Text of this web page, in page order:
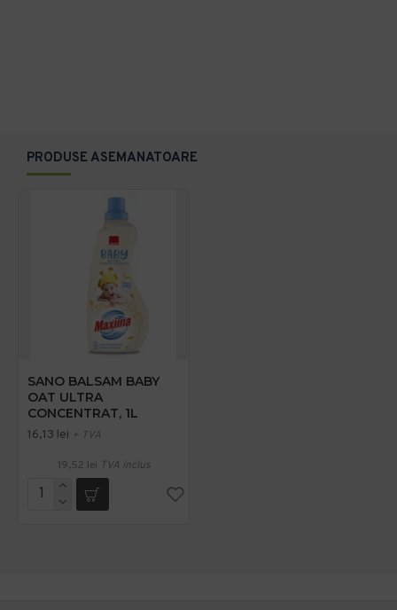
PRODUSE ASEMANATOARE
SANO BALSAM BABY
OAT ULTRA
CONCENTRAT, 1L
16,13 lei + TVA
19,52 lei TVA inclus